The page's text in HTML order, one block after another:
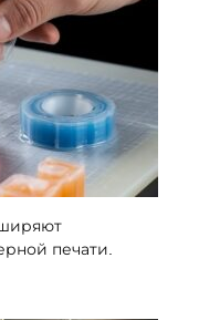
печати.